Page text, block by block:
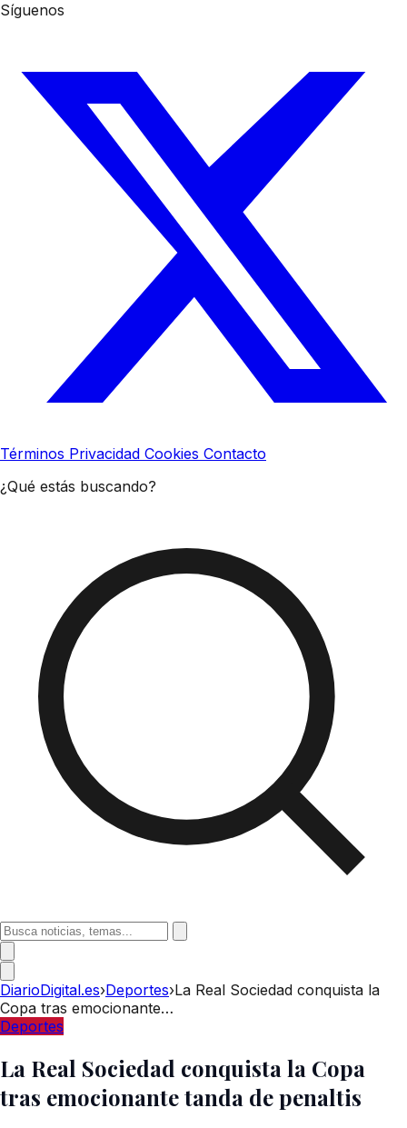
Síguenos
Términos Privacidad Cookies Contacto
¿Qué estás buscando?
DiarioDigital.es›Deportes›La Real Sociedad conquista la
Copa tras emocionante…
Deportes
La Real Sociedad conquista la Copa
tras emocionante tanda de penaltis